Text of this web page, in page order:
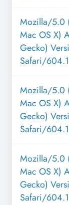
Mozilla/5.0
Mac OS X)
Gecko)
Safari/
Mozilla/5.0
Mac OS X)
Gecko)
Safari/604.1
Mozilla/5.0
Mac OS X)
Gecko)
Safari/604.1